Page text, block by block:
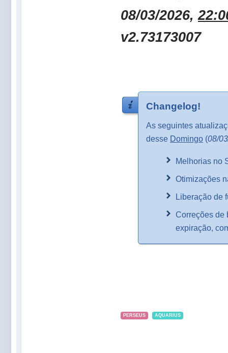
08/03/2026,
v2.73173007
Changelog!
As seguintes
desse Domingo (08/
Melhorias no
Otimizações
Liberação de
Correções de
expiração,
PERSEUS AQUARIUS